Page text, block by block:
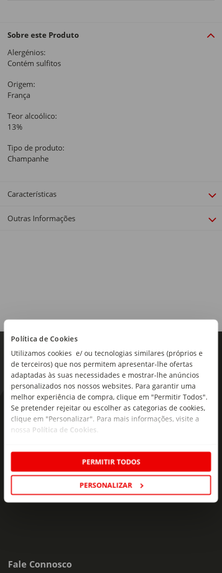
Política de Cookies
Utilizamos cookies e/ ou tecnologias similares (próprios e
de terceiros) que nos permitem apresentar-lhe ofertas
adaptadas às suas necessidades e mostrar-lhe anúncios
personalizados nos nossos websites. Para garantir uma
melhor experiência de compra, clique em "Permitir Todos".
Se pretender rejeitar ou escolher as categorias de cookies,
clique em "Personalizar". Para mais informações, visite a
nossa Política de Cookies.
PERMITIR TODOS
PERSONALIZAR
Sobre este Produto
Alergénios:
Contém sulfitos
Origem:
França
Teor alcoólico:
13%
Tipo de produto:
Champanhe
Características
Outras Informações
As novidades mais frescas no
seu e-mail!
ofertas e novidades para si.
Insira o seu e-
Fale Connosco